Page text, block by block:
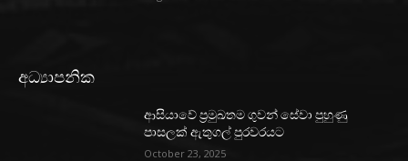
අධ්‍යාපනික
ආසියාවේ ප්‍රමුඛතම ගුවන් සේවා පුහුණු
පාසලක් ඇතුගල් පුරවරයට
October 23, 2025